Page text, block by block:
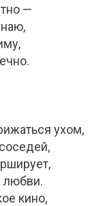
—
ухом,
любви.
кино,